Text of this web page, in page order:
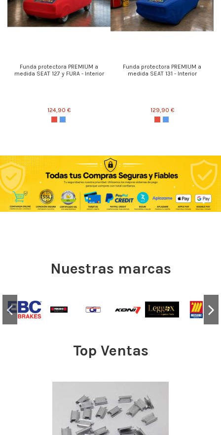
Funda protectora PREMIUM a
medida SEAT 127 y FURA - Interior
124,90 €
Funda protectora PREMIUM a
medida SEAT 131 - Interior
129,90 €
Nuestras marcas
Top Ventas